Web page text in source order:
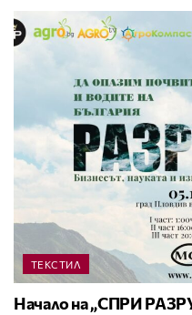
ТЕКСТИЛ
Начало на „СПРИ